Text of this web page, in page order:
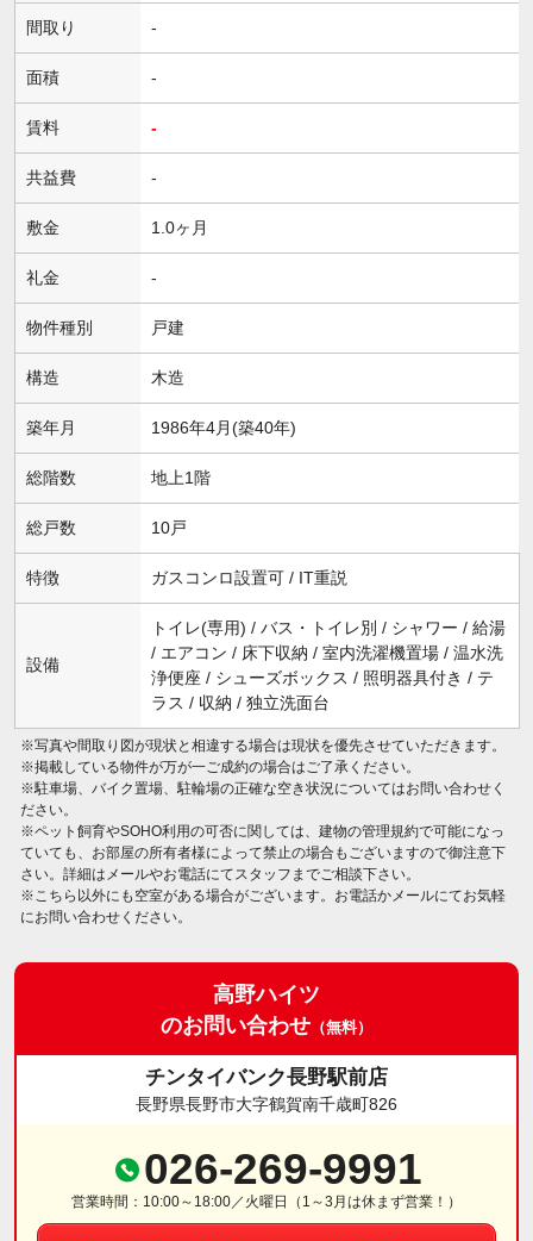
間取り -
面積 -
賃料 -
共益費 -
敷金 1.0ヶ月
礼金 -
物件種別 戸建
構造 木造
築年月 1986年4月(築40年)
総階数 地上1階
総戸数 10戸
特徴 ガスコンロ設置可 / IT重説
設備
トイレ(専用) / バス・トイレ別 / シャワー / 給湯
/ エアコン / 床下収納 / 室内洗濯機置場 / 温水洗
浄便座 / シューズボックス / 照明器具付き / テ
ラス / 収納 / 独立洗面台
※写真や間取り図が現状と相違する場合は現状を優先させていただきます。
※掲載している物件が万が一ご成約の場合はご了承ください。
※駐車場、バイク置場、駐輪場の正確な空き状況についてはお問い合わせく
ださい。
※ペット飼育やSOHO利用の可否に関しては、建物の管理規約で可能になっ
ていても、お部屋の所有者様によって禁止の場合もございますので御注意下
さい。詳細はメールやお電話にてスタッフまでご相談下さい。
※こちら以外にも空室がある場合がございます。お電話かメールにてお気軽
にお問い合わせください。
高野ハイツ
のお問い合わせ （無料）
チンタイバンク長野駅前店
長野県長野市大字鶴賀南千歳町826
026-269-9991
営業時間：10:00～18:00／火曜日（1～3月は休まず営業！）